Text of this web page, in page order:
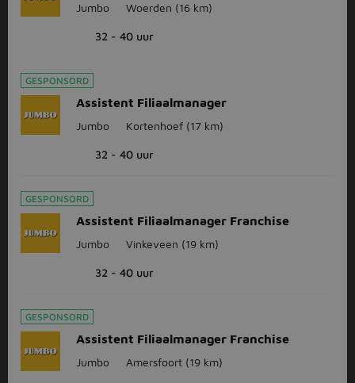
Jumbo Woerden (16 km)
32 - 40 uur
GESPONSORD
Assistent Filiaalmanager
Jumbo Kortenhoef (17 km)
32 - 40 uur
GESPONSORD
Assistent Filiaalmanager Franchise
Jumbo Vinkeveen (19 km)
32 - 40 uur
GESPONSORD
Assistent Filiaalmanager Franchise
Jumbo Amersfoort (19 km)